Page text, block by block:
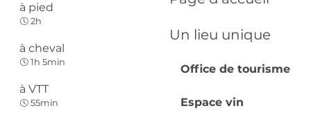
Un lieu unique
Office de tourisme
Espace vin
à pied
2h
à cheval
1h 5min
à VTT
55min